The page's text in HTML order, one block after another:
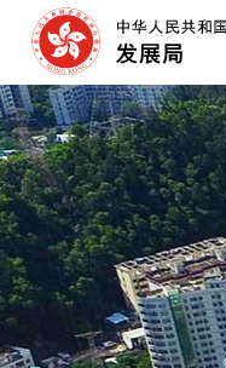
容
开
始